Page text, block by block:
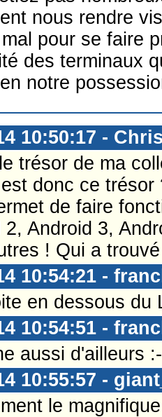
nous rendre
pour se faire
des terminaux
notre
10:50:17 -
trésor de ma
donc ce trésor
de faire
2, Android 3,
! Qui a
10:54:21 -
en dessous du
10:54:51 -
aussi d'ailleurs
10:55:57 -
le